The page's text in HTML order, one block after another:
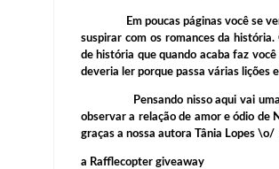
Em poucas páginas você se verá
suspirar com os romances da
de história que quando acaba faz
deveria ler porque passa várias
Pensando nisso aqui vai uma
observar a relação de amor e ódio de
graças a nossa autora Tânia Lopes
a Rafflecopter giveaway